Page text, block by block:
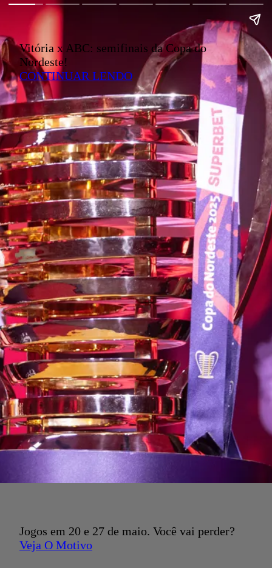
Vitória x ABC: semifinais da Copa do
Nordeste!
CONTINUAR LENDO
Jogos em 20 e 27 de maio. Você vai perder?
Veja O Motivo